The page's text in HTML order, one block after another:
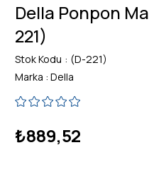
Della Ponpon
221)
Stok Kodu
(D-221)
Marka : Della
₺889,52